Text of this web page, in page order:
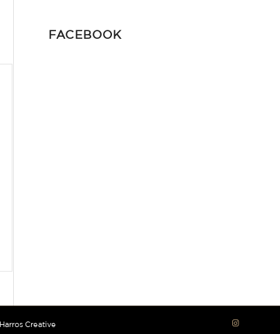
FACEBOOK
Harros Creative